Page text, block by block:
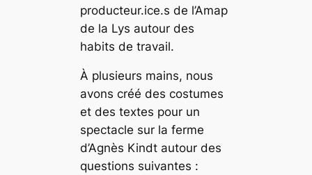
producteur.ice.s de l’Amap
de la Lys autour des
habits de travail.
À plusieurs mains, nous
avons créé des costumes
et des textes pour un
spectacle sur la ferme
d’Agnès Kindt autour des
questions suivantes :